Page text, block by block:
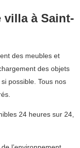
à Saint-
des meubles et
des objets
possible. Tous nos
24 heures sur 24,